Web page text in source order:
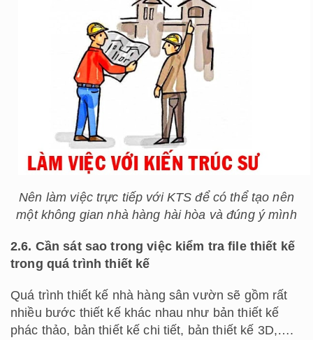
Nên làm việc trực tiếp với KTS để có thể tạo nên
một không gian nhà hàng hài hòa và đúng ý mình
2.6. Cần sát sao trong việc kiểm tra file thiết kế
trong quá trình thiết kế
Quá trình thiết kế nhà hàng sân vườn sẽ gồm rất
nhiều bước thiết kế khác nhau như bản thiết kế
phác thảo, bản thiết kế chi tiết, bản thiết kế 3D,….